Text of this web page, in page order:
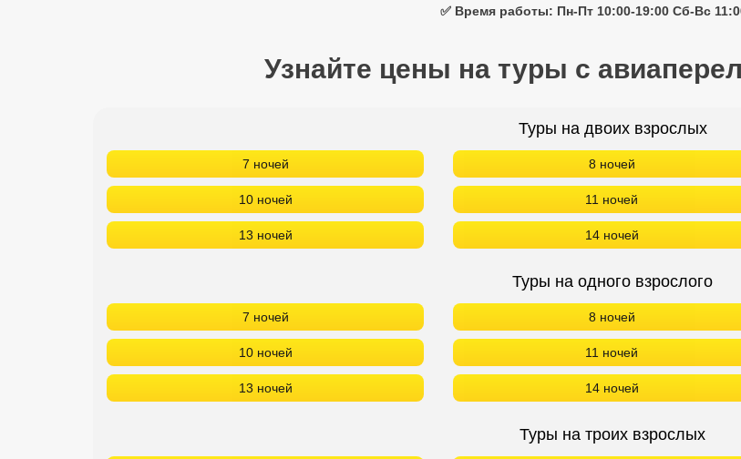
✅ Время работы: Пн-Пт 10:00-19:00 Сб-Вс
Узнайте цены на туры с
Туры на двоих взрослых
7 ночей 8 ночей
10 ночей 11 ночей
13 ночей 14 ночей
Туры на одного взрослого
7 ночей 8 ночей
10 ночей 11 ночей
13 ночей 14 ночей
Туры на троих взрослых
Сетевые отели Мальдив
Сетевые отели Сейшел
Сетевые отели Маврикия